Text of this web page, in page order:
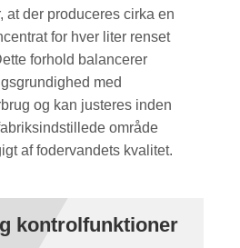
at der produceres cirka en
for hver liter renset
forhold balancerer
med
og kan justeres inden
område
af fodervandets kvalitet.
kontrolfunktioner